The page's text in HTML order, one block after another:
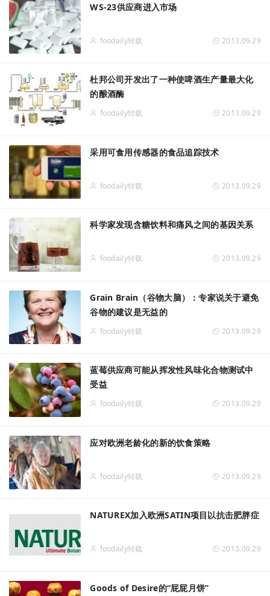
WS-23供应商进入市场
foodaily转载 2013.09.29
杜邦公司开发出了一种使啤酒生产量最大化
的酿酒酶
foodaily转载 2013.09.29
采用可食用传感器的食品追踪技术
foodaily转载 2013.09.29
科学家发现含糖饮料和痛风之间的基因关系
foodaily转载 2013.09.29
Grain Brain（谷物大脑）：专家说关于避免
谷物的建议是无益的
foodaily转载 2013.09.29
蓝莓供应商可能从挥发性风味化合物测试中
受益
foodaily转载 2013.09.29
应对欧洲老龄化的新的饮食策略
foodaily转载 2013.09.29
NATUREX加入欧洲SATIN项目以抗击肥胖症
foodaily转载 2013.09.29
Goods of Desire的“屁屁月饼”